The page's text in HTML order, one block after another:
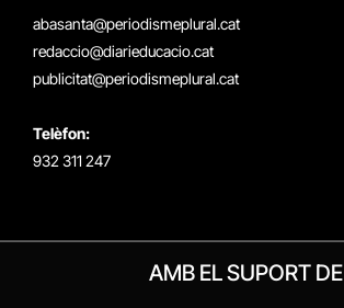
abasanta@periodismeplural.cat
redaccio@diarieducacio.cat
publicitat@periodismeplural.cat
Telèfon:
932 311 247
AMB EL SUPORT DE